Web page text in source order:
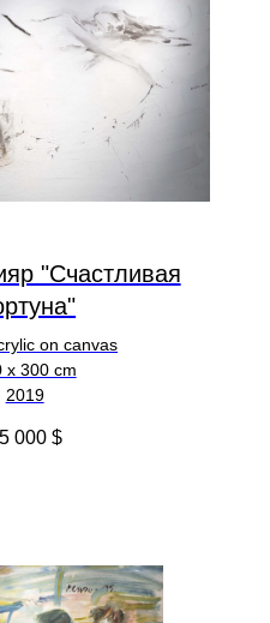
"Счастливая
on canvas
x 300 cm
2019
000 $